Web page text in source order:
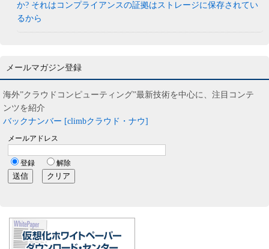
か? それはコンプライアンスの証拠はストレージに保存されてい
るから
メールマガジン登録
海外”クラウドコンピューティング”最新技術を中心に、注目コンテ
ンツを紹介
バックナンバー [climbクラウド・ナウ]